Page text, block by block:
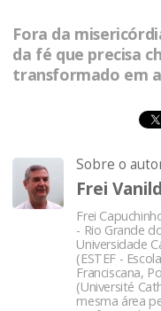
Fora da
da fé que precisa
transformado em
Sobre o
Frei
Frei
- Rio Grande
Universidade
(ESTEF -
Franciscana,
(Université
mesma área